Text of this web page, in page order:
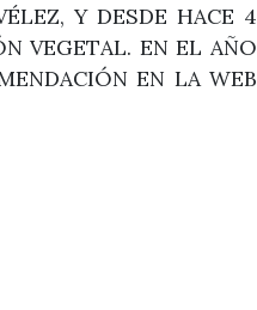
Y DESDE HACE 4
VEGETAL. EN EL AÑO
EN LA WEB